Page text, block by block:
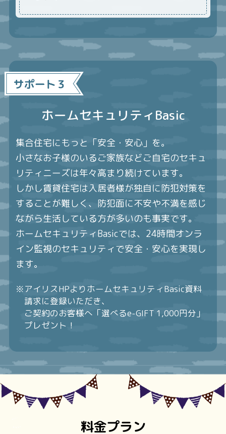
ホームセキュリティBasic
集合住宅にもっと「安全・安心」を。
小さなお子様のいるご家族などご自宅のセキュ
リティニーズは年々高まり続けています。
しかし賃貸住宅は入居者様が独自に防犯対策を
することが難しく、 防犯面に不安や不満を感じ
ながら生活している方が多いのも事実です。
ホームセキュリティBasicでは、24時間オンラ
イン監視のセキュリティで安全・安心を実現し
ます。
※アイリスHPよりホームセキュリティBasic資料
請求に登録いただき、
ご契約のお客様へ「選べるe-GIFT 1,000円分」
プレゼント！
料金プラン